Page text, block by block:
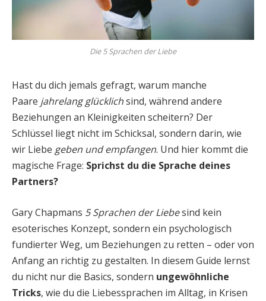
Die 5 Sprachen der Liebe
Hast du dich jemals gefragt, warum manche
Paare jahrelang glücklichsind, während andere
Beziehungen an Kleinigkeiten scheitern? Der
Schlüssel liegt nicht im Schicksal, sondern darin, wie
wir Liebe geben und empfangen. Und hier kommt die
magische Frage: Sprichst du die Sprache deines
Partners?
Gary Chapmans 5 Sprachen der Liebesind kein
esoterisches Konzept, sondern ein psychologisch
fundierter Weg, um Beziehungen zu retten – oder von
Anfang an richtig zu gestalten. In diesem Guide lernst
du nicht nur die Basics, sondern ungewöhnliche
Tricks, wie du die Liebessprachen im Alltag, in Krisen